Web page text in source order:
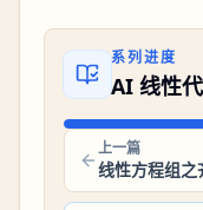
系列进度
AI 线性
上一篇
线性方程组之